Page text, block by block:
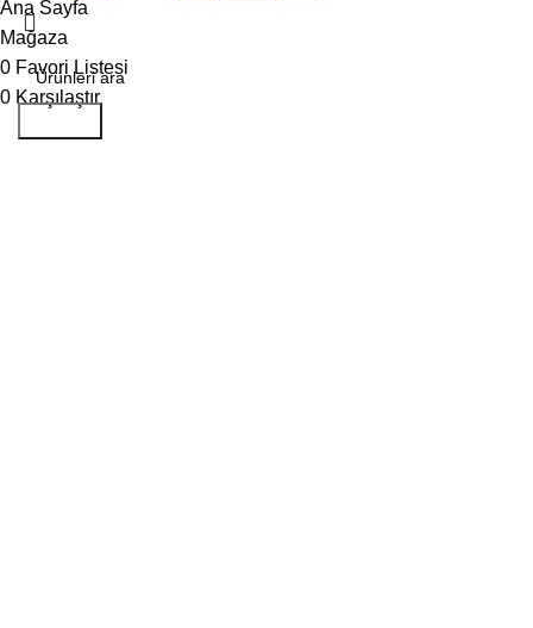
Ana Sayfa
Mağaza
0 Favori Listesi
0 Karşılaştır